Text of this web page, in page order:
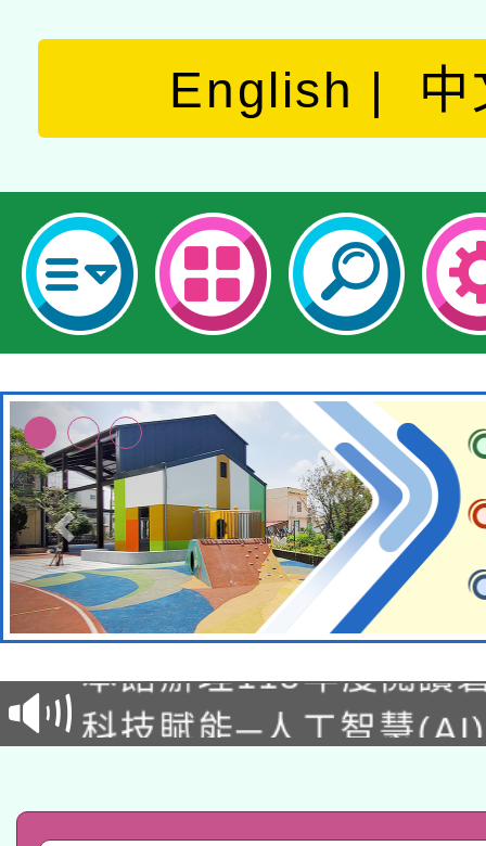
English 中
適應運動共學行動站研
暨閱讀推動專業研習
科技賦能─人工智慧
「數位內容與教學軟體